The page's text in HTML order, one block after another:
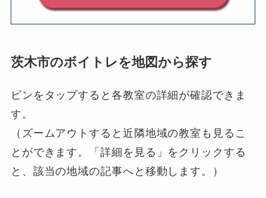
茨木市のボイトレを地図から探す
ピンをタップすると各教室の詳細が確認できま
す。
（ズームアウトすると近隣地域の教室も見るこ
とができます。「詳細を見る」をクリックする
と、該当の地域の記事へと移動します。）